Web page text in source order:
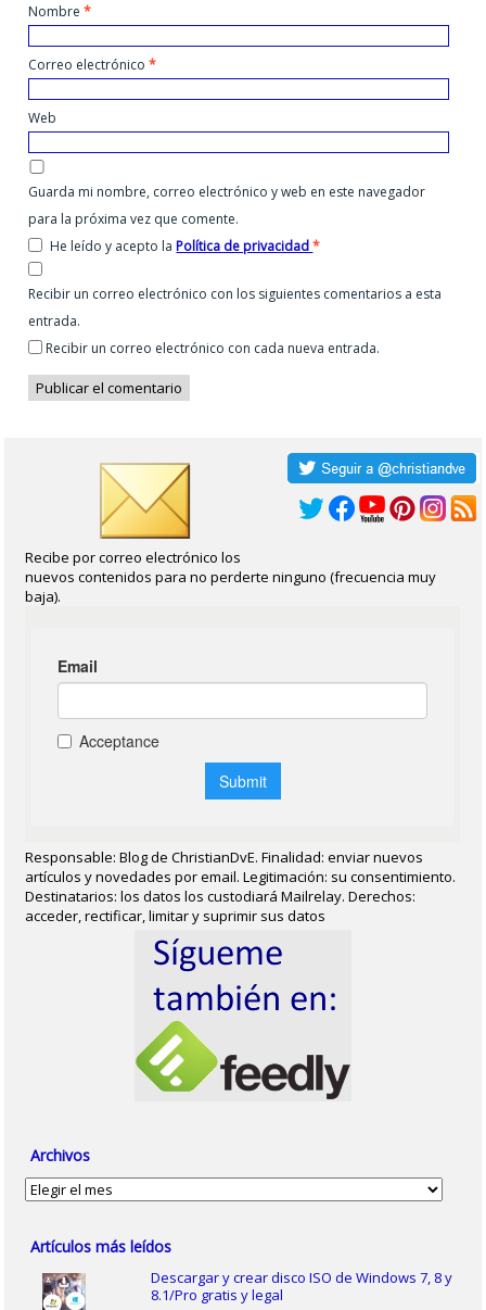
Nombre*
Correo electrónico*
Web
Guarda mi nombre, correo electrónico y web en este navegador
para la próxima vez que comente.
He leído y acepto laPolítica de privacidad*
Recibir un correo electrónico con los siguientes comentarios a esta
entrada.
Recibir un correo electrónico con cada nueva entrada.
Recibe por correo electrónico los
nuevos contenidos para no perderte ninguno (frecuencia muy
baja).
Responsable: Blog de ChristianDvE. Finalidad: enviar nuevos
artículos y novedades por email. Legitimación: su consentimiento.
Destinatarios: los datos los custodiará Mailrelay. Derechos:
acceder, rectificar, limitar y suprimir sus datos
Archivos
Archivos
Artículos más leídos
Descargar y crear disco ISO de Windows 7, 8 y
8.1/Pro gratis y legal